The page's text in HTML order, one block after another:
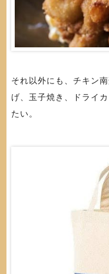
それ以外にも、チキン
げ、玉子焼き、ドライ
たい。